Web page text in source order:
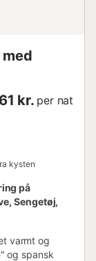
med
kr. per nat
kysten
på
Sengetøj,
varmt og
og spansk